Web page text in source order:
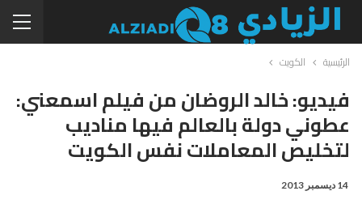
الرئيسية الكويت
فيديو: خالد الروضان من فيلم اسمعني:
عطوني دولة بالعالم فيها مناديب
لتخليص المعاملات نفس الكويت
14 ديسمبر 2013